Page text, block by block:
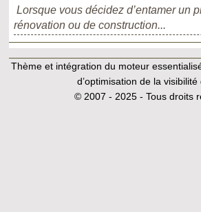
Lorsque vous décidez d’entamer un
rénovation ou de construction...
Thème et intégration du moteur
d’optimisation de la visibilité
© 2007 - 2025 - Tous droits